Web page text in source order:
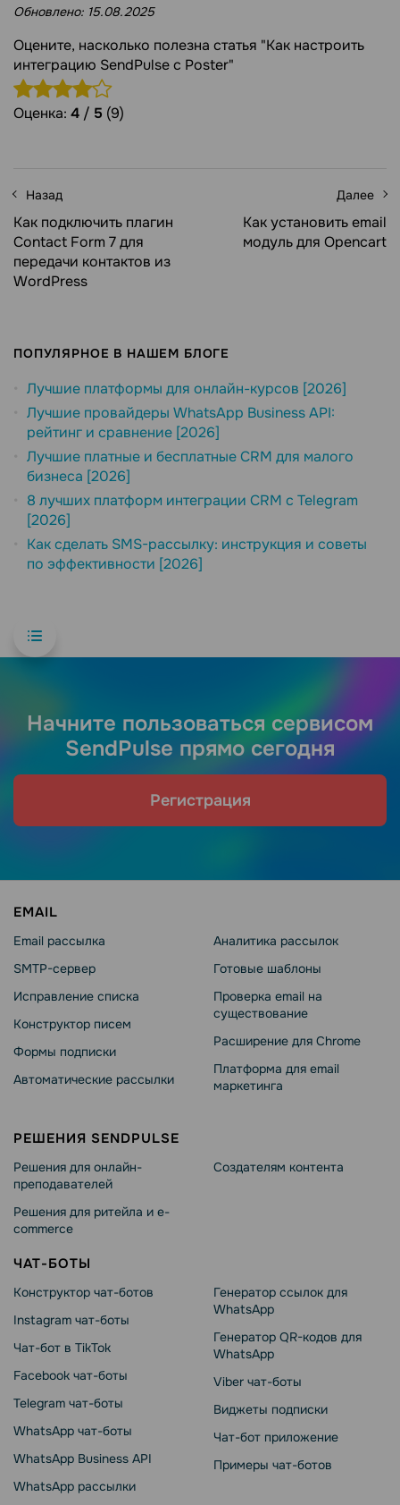
Обновлено: 15.08.2025
Оцените, насколько полезна статья "Как настроить
интеграцию SendPulse с Poster"
Оценка: 4 / 5 (9)
Назад
Как подключить плагин
Contact Form 7 для
передачи контактов из
WordPress
Далее
Как установить email
модуль для Opencart
ПОПУЛЯРНОЕ В НАШЕМ БЛОГЕ
Лучшие платформы для онлайн-курсов [2026]
Лучшие провайдеры WhatsApp Business API:
рейтинг и сравнение [2026]
Лучшие платные и бесплатные CRM для малого
бизнеса [2026]
8 лучших платформ интеграции CRM с Telegram
[2026]
Как сделать SMS-рассылку: инструкция и советы
по эффективности [2026]
Начните пользоваться сервисом
SendPulse прямо сегодня
Регистрация
EMAIL
Email рассылка
SMTP-сервер
Исправление списка
Конструктор писем
Формы подписки
Автоматические рассылки
Аналитика рассылок
Готовые шаблоны
Проверка email на
существование
Расширение для Chrome
Платформа для email
маркетинга
РЕШЕНИЯ SENDPULSE
Решения для онлайн-
преподавателей
Решения для ритейла и e-
commerce
Создателям контента
ЧАТ-БОТЫ
Конструктор чат-ботов
Instagram чат-боты
Чат-бот в TikTok
Facebook чат-боты
Telegram чат-боты
WhatsApp чат-боты
WhatsApp Business API
WhatsApp рассылки
Генератор ссылок для
WhatsApp
Генератор QR-кодов для
WhatsApp
Viber чат-боты
Виджеты подписки
Чат-бот приложение
Примеры чат-ботов